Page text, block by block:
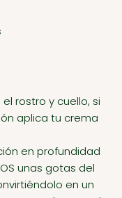
rostro y cuello, si
aplica tu crema
en profundidad
unas gotas del
en un